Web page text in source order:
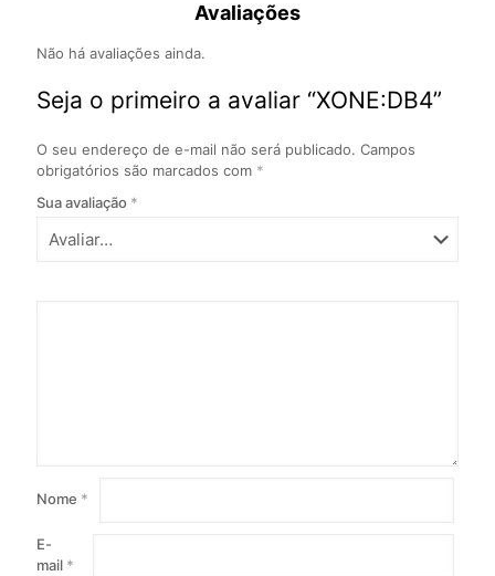
Avaliações
Não há avaliações ainda.
Seja o primeiro a avaliar “XONE:DB4”
O seu endereço de e-mail não será publicado. Campos
obrigatórios são marcados com *
Sua avaliação *
Nome *
E-
mail *